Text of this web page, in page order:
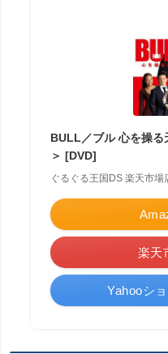
BULL／ブル 心を操る
＞ [DVD]
ぐるぐる王国DS 楽天市場
楽天
Yahooシ